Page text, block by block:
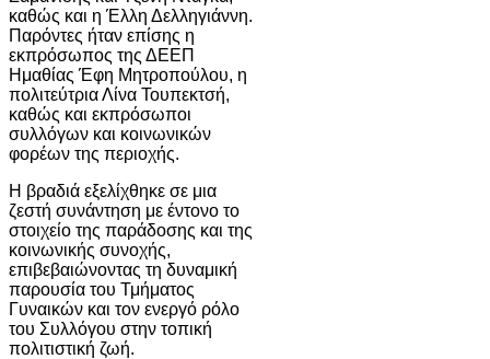
καθώς και η Έλλη Δελληγιάννη.
Παρόντες ήταν επίσης η
εκπρόσωπος της ΔΕΕΠ
Ημαθίας Έφη Μητροπούλου, η
πολιτεύτρια Λίνα Τουπεκτσή,
καθώς και εκπρόσωποι
συλλόγων και κοινωνικών
φορέων της περιοχής.
Η βραδιά εξελίχθηκε σε μια
ζεστή συνάντηση με έντονο το
στοιχείο της παράδοσης και της
κοινωνικής συνοχής,
επιβεβαιώνοντας τη δυναμική
παρουσία του Τμήματος
Γυναικών και τον ενεργό ρόλο
του Συλλόγου στην τοπική
πολιτιστική ζωή.